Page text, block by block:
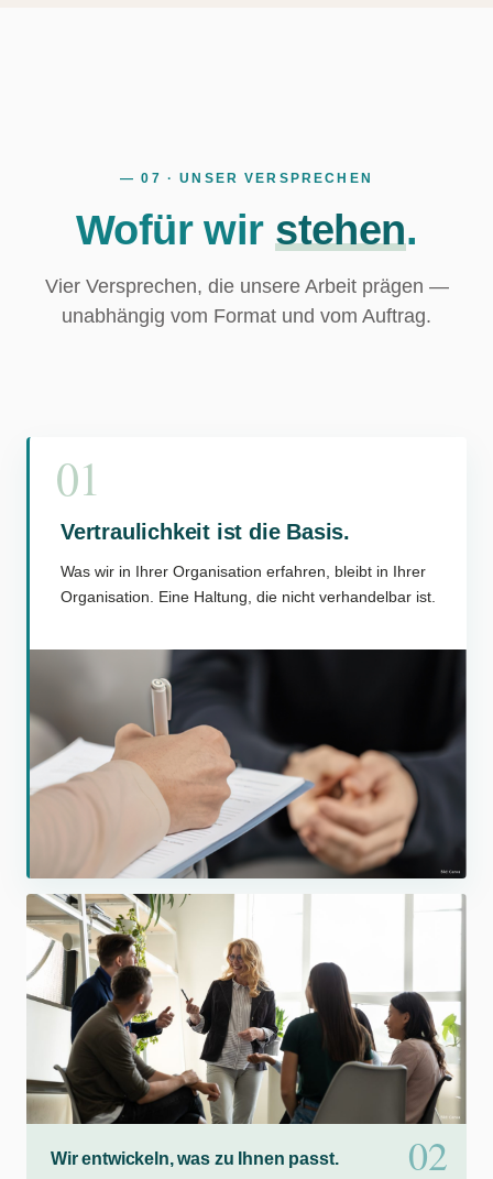
— 07 · UNSER VERSPRECHEN
Wofür wir stehen.
Vier Versprechen, die unsere Arbeit prägen —
unabhängig vom Format und vom Auftrag.
01
Vertraulichkeit ist die Basis.
Was wir in Ihrer Organisation erfahren, bleibt in Ihrer
Organisation. Eine Haltung, die nicht verhandelbar ist.
02
Wir entwickeln, was zu Ihnen passt.